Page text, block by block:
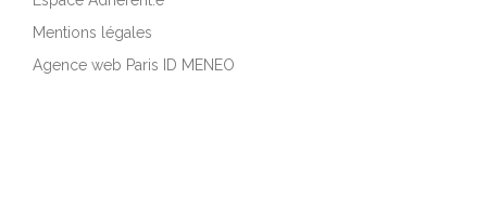
Mentions légales
Agence web Paris ID MENEO